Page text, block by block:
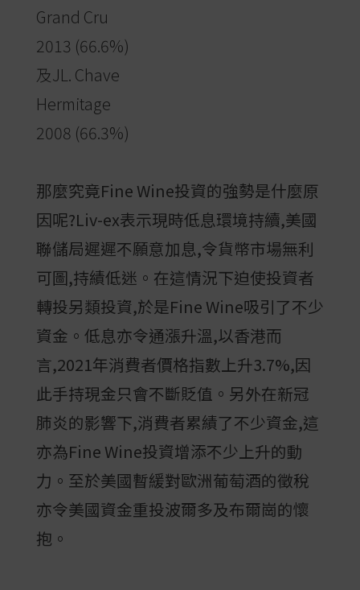
Grand Cru
2013 (66.6%)
及JL. Chave
Hermitage
2008 (66.3%)
那麼究竟Fine Wine投資的強勢是什麼原
因呢?Liv-ex表示現時低息環境持續,美國
聯儲局遲遲不願意加息,令貨幣市場無利
可圖,持績低迷。在這情況下迫使投資者
轉投另類投資,於是Fine Wine吸引了不少
資金。低息亦令通漲升溫,以香港而
言,2021年消費者價格指數上升3.7%,因
此手持現金只會不斷貶值。另外在新冠
肺炎的影響下,消費者累績了不少資金,這
亦為Fine Wine投資增添不少上升的動
力。至於美國暫緩對歐洲葡萄酒的徵稅
亦令美國資金重投波爾多及布爾崗的懷
抱。